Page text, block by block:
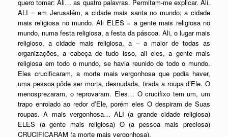
quero tomar: Ali… as quatro palavras. Permitam-me explicar. Ali.
ALI = em Jerusalém, a cidade mais santa no mundo; a cidade
mais religiosa no mundo. Ali ELES = a gente mais religiosa no
mundo, numa festa religiosa, a festa da páscoa. Ali, o lugar mais
religioso, a cidade mais religiosa, a – a maior de todas as
organizações, a cabeça de tudo isso, ali eles, a gente mais
religiosa em todo o mundo, se havia reunido de todo o mundo.
Eles crucificaram, a morte mais vergonhosa que podia haver,
uma pessoa pôde ser morta, desnudada, tirada a roupa d’Ele. O
menosprezaram, o reprovaram. Eles… O crucifixo tem um, um
trapo enrolado ao redor d’Ele, porém eles O despiram de Suas
roupas. A mais vergonhosa… ALI (a grande cidade religiosa)
ELES (a gente mais religiosa) O (a pessoa mais preciosa)
CRUCIFICARAM (a morte mais vergonhosa).